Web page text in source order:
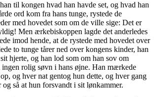
til kongen hvad han havde set, og hvad han
ord kom fra hans tunge, rystede de
med hovedet som om de ville sige: Det er
Men ærkebiskoppen lagde det anderledes
imod hende, at de rystede med hovedet over
to tunge tårer ned over kongens kinder, han
hjerte, og han lod som om han sov om
ingen rolig søvn i hans øjne. Han mærkede
og hver nat gentog hun dette, og hver gang
og så at hun forsvandt i sit lønkammer.